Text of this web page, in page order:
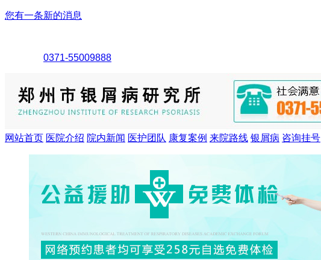
您有一条新的消息
0371-55009888
网站首页 医院介绍 院内新闻 医护团队 康复案例 来院路线 银屑病 咨询挂号